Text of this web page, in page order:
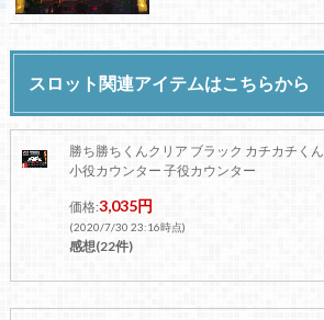
スロット関連アイテムはこちらから
勝ち勝ちくんクリア ブラック カチカチくん
小役カウンター 子役カウンター
価格:3,035円
(2020/7/30 23:16時点)
感想(22件)